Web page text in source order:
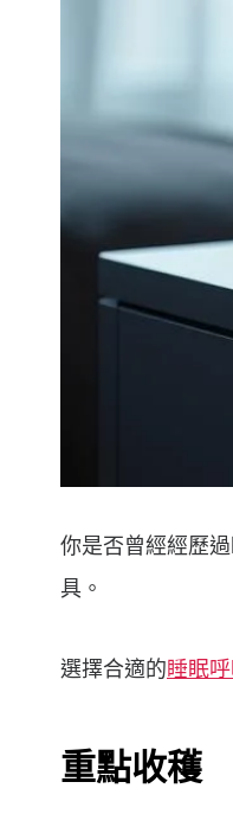
你是否曾經經歷
具。
選擇合適的睡眠
重點收穫